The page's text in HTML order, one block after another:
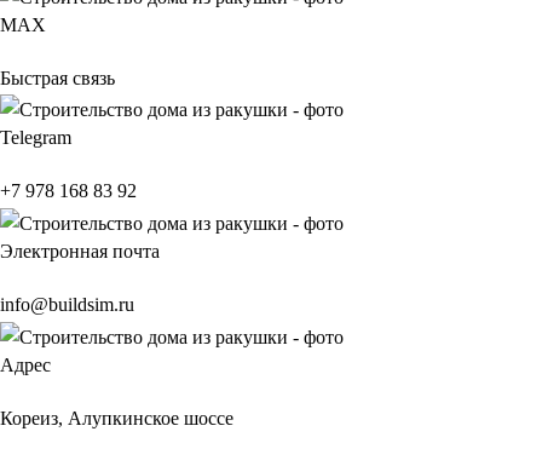
МАХ
Быстрая связь
Telegram
+7 978 168 83 92
Электронная почта
info@buildsim.ru
Адрес
Кореиз, Алупкинское шоссе